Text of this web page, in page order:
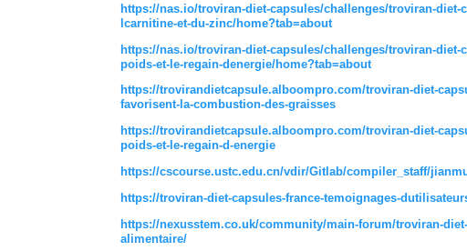
https://nas.io/troviran-diet-capsules/challenges/troviran-diet-
lcarnitine-et-du-zinc/home?tab=about
https://nas.io/troviran-diet-capsules/challenges/troviran-
poids-et-le-regain-denergie/home?tab=about
https://trovirandietcapsule.alboompro.com/troviran-diet-
favorisent-la-combustion-des-graisses
https://trovirandietcapsule.alboompro.com/troviran-diet-
poids-et-le-regain-d-energie
https://cscourse.ustc.edu.cn/vdir/Gitlab/compiler_staff/
https://troviran-diet-capsules-france-temoignages-
https://nexusstem.co.uk/community/main-forum/troviran-
alimentaire/